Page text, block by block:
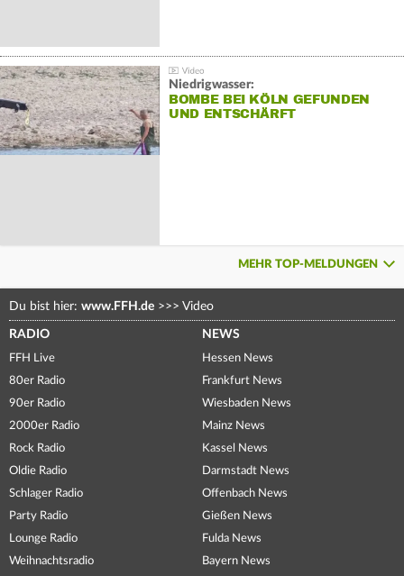
Niedrigwasser:
BOMBE BEI KÖLN GEFUNDEN
UND ENTSCHÄRFT
MEHR TOP-MELDUNGEN
Du bist hier: www.FFH.de >>> Video
RADIO
FFH Live
80er Radio
90er Radio
2000er Radio
Rock Radio
Oldie Radio
Schlager Radio
Party Radio
Lounge Radio
Weihnachtsradio
NEWS
Hessen News
Frankfurt News
Wiesbaden News
Mainz News
Kassel News
Darmstadt News
Offenbach News
Gießen News
Fulda News
Bayern News